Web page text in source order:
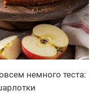
немного теста: